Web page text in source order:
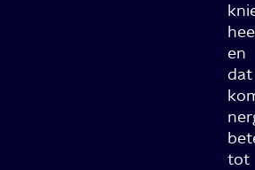
en
dat
tot